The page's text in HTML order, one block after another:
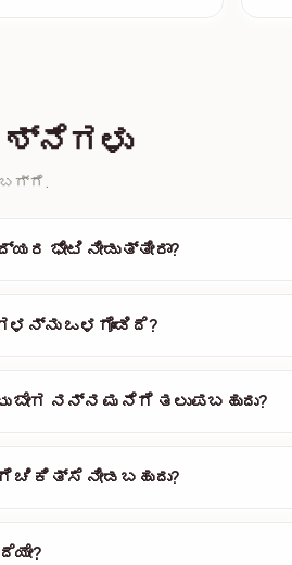
ಭೇಟಿ ನೀಡುತ್ತೀರಾ?
ಒಳಗೊಂಡಿದೆ?
ನನ್ನ ಮನೆಗೆ ತಲುಪಬಹುದು?
ನೀಡಬಹುದು?